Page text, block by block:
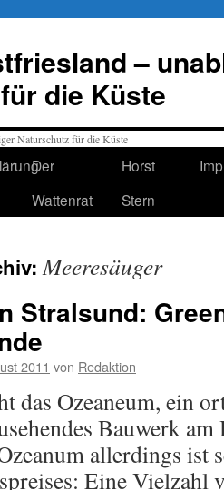
–
die Küste
Der
Wattenrat
Horst
Stern
Meeresäuger
Stralsund:
2011 von Redaktion
das Ozeaneum, ein
Bauwerk am
allerdings ist
Eine Vielzahl